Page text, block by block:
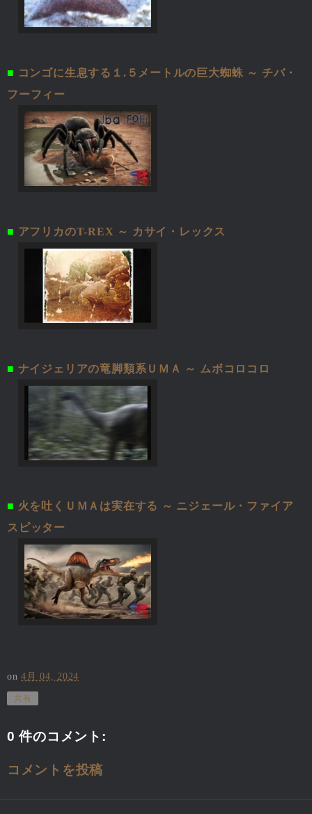
■ コンゴに生息する１.５メートルの巨大蜘蛛 ～ チバ・
フーフィー
■ アフリカのT-REX ～ カサイ・レックス
■ ナイジェリアの竜脚類系ＵＭＡ ～ ムボコロコロ
■ 火を吐くＵＭＡは実在する ～ ニジェール・ファイア
スピッター
on4月 04, 2024
共有
0 件のコメント:
コメントを投稿